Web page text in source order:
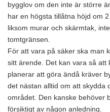
bygglov om den inte är större
har en högsta tillåtna höjd om
liksom murar och skärmtak,
tomtgränsen.
För att vara på säker ska man
sitt ärende. Det kan vara så
planerar att göra ändå kräver
det nästan alltid om att skydda
området. Den kanske behöver
försiktigt av någon anledning.